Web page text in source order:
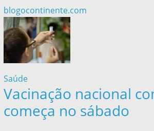
blogocontinente.com
Saúde
Vacinação nacional
começa no sábado